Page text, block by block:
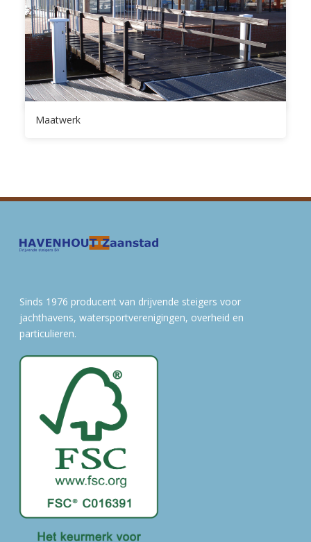
Maatwerk
Sinds 1976 producent van drijvende steigers voor
jachthavens, watersportverenigingen, overheid en
particulieren.